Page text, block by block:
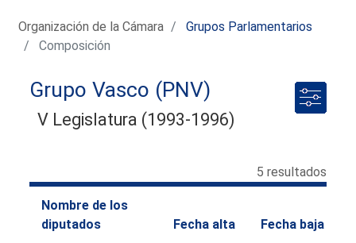
Organización de la Cámara
Grupos Parlamentarios
Composición
Grupo Vasco (PNV)
V Legislatura (1993-1996)
5 resultados
Nombre de los
diputados
Fecha alta Fecha baja